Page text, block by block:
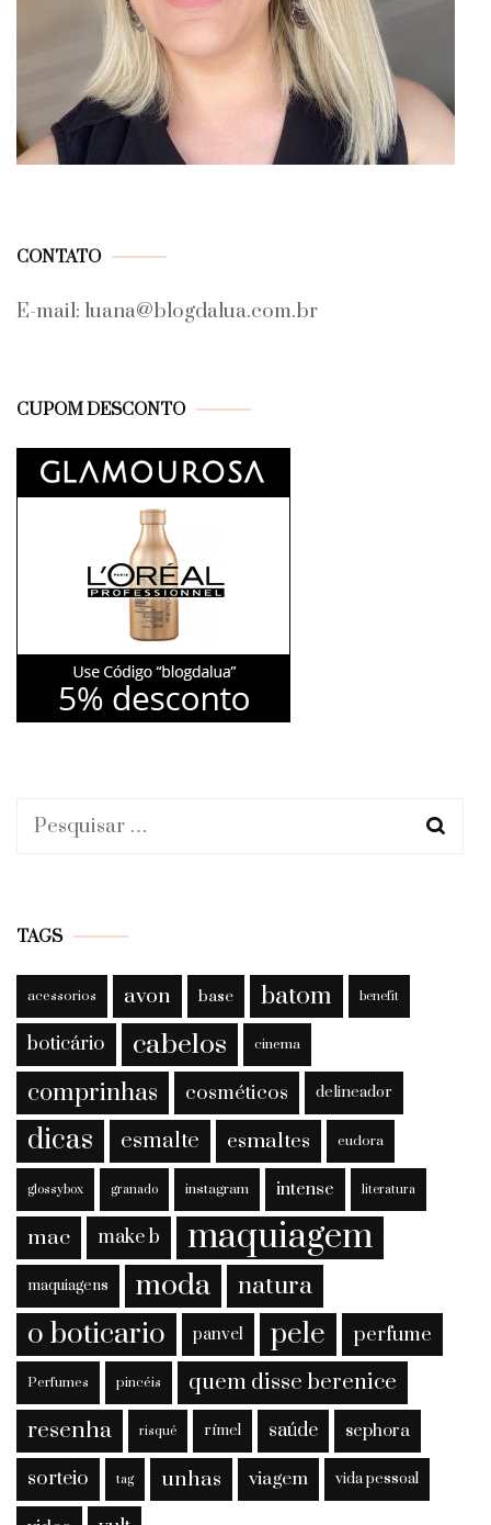
CONTATO
E-mail: luana@blogdalua.com.br
CUPOM DESCONTO
Pesquisar
TAGS
acessorios avon base batom benefit
boticário cabelos cinema
comprinhas cosméticos delineador
dicas esmalte esmaltes eudora
glossybox granado instagram intense literatura
mac make b maquiagem
maquiagens moda natura
o boticario panvel pele perfume
Perfumes pincéis quem disse berenice
resenha risqué rímel saúde sephora
sorteio tag unhas viagem vida pessoal